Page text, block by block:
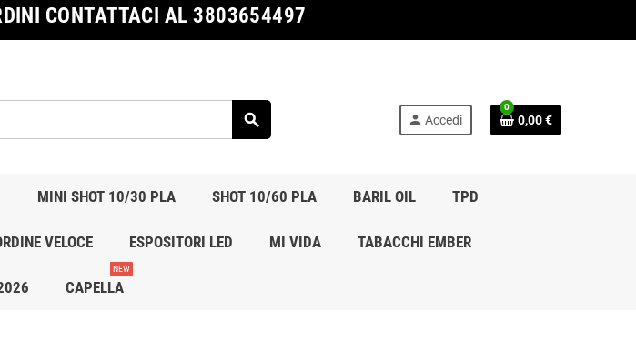
CONTATTACI AL 3803654497
search person Accedi
0
0,00 €
MINI SHOT 10/30 PLA SHOT 10/60 PLA BARIL OIL TPD
VELOCE ESPOSITORI LED MI VIDA TABACCHI EMBER
CAPELLA
NEW